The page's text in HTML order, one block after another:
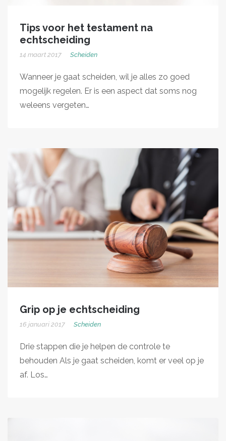
Tips voor het testament na
echtscheiding
14 maart 2017 Scheiden
Wanneer je gaat scheiden, wil je alles zo goed
mogelijk regelen. Er is een aspect dat soms nog
weleens vergeten…
Grip op je echtscheiding
16 januari 2017 Scheiden
Drie stappen die je helpen de controle te
behouden Als je gaat scheiden, komt er veel op je
af. Los…